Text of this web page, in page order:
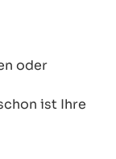
oder
ist Ihre